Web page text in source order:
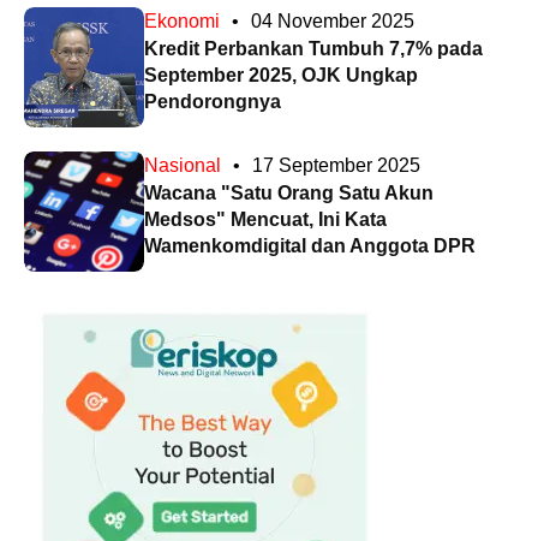
Ekonomi •
04 November 2025
Kredit Perbankan Tumbuh 7,7% pada
September 2025, OJK Ungkap
Pendorongnya
Nasional •
17 September 2025
Wacana "Satu Orang Satu Akun
Medsos" Mencuat, Ini Kata
Wamenkomdigital dan Anggota DPR